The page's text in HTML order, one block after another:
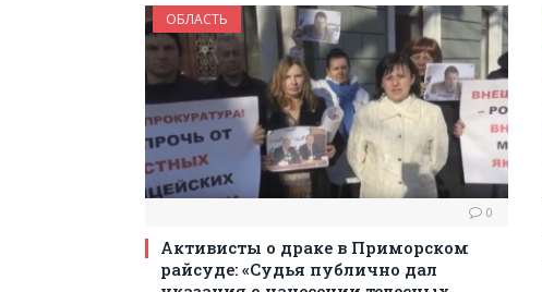
ОБЛАСТЬ
0
Активисты о драке в Приморском
райсуде: «Судья публично дал